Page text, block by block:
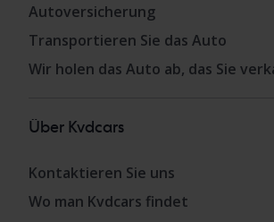
Autoversicherung
Transportieren Sie das Auto
Wir holen das Auto ab, das Sie
Über Kvdcars
Kontaktieren Sie uns
Wo man Kvdcars findet